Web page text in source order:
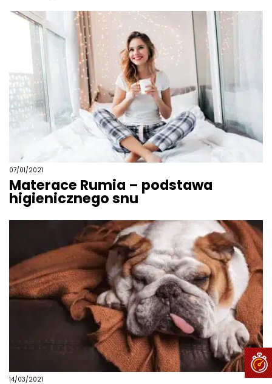
07/01/2021
Materace Rumia – podstawa
higienicznego snu
14/03/2021